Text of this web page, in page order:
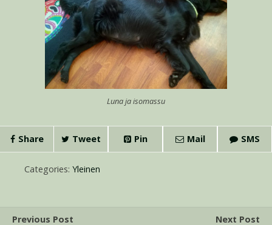
Luna ja isomassu
Share Tweet Pin Mail SMS
Categories: Yleinen
Previous Post
Next Post